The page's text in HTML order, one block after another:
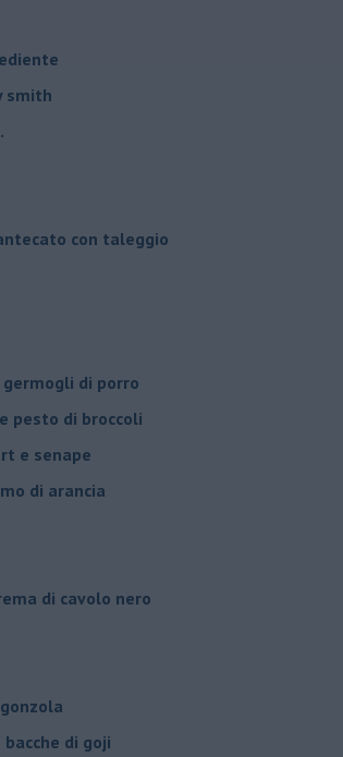
smith
con taleggio
di porro
pesto di broccoli
e senape
di arancia
di cavolo nero
di goji